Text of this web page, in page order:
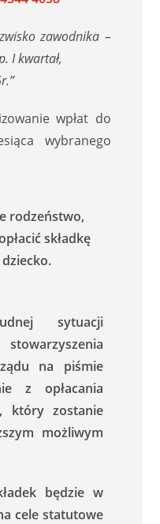
zawodnika –
np. I kwartał,
wpłat do
wybranego
rodzeństwo,
składkę
sytuacji
na piśmie
z opłacania
który zostanie
możliwym
będzie w
cele statutowe